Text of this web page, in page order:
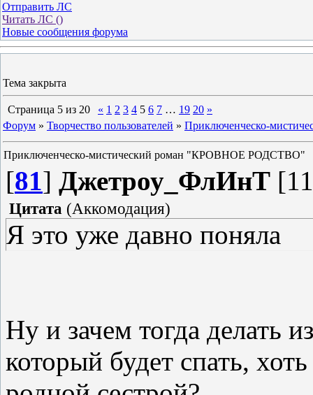
Отправить ЛС
Читать ЛС ()
Новые сообщения форума
Тема закрыта
Страница 5 из 20 « 1 2 3 4 5 6 7 … 19 20 »
Форум » Творчество пользователей » Приключенческо-
Приключенческо-мистический роман "КРОВНОЕ РОДСТВО"
[81] Джетроу_ФлИнТ
Цитата (Аккомодация)
Я это уже давно поняла
Ну и зачем тогда делать
который будет спать,